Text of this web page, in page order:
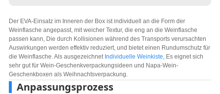
Der EVA-Einsatz im Inneren der Box ist individuell an die Form der
Weinflasche angepasst, mit weicher Textur, die eng an die Weinflasche
passen kann, Die durch Kollisionen während des Transports verursachten
Auswirkungen werden effektiv reduziert, und bietet einen Rundumschutz für
die Weinflasche. Als ausgezeichnet Individuelle Weinkiste, Es eignet sich
sehr gut für Wein-Geschenkverpackungsideen und Napa-Wein-
Geschenkboxen als Weihnachtsverpackung.
Anpassungsprozess